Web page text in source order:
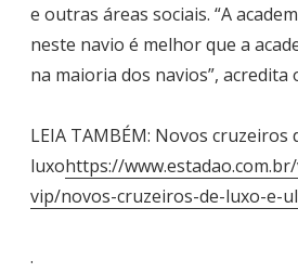
e outras áreas sociais. “A
neste navio é melhor que a
na maioria dos navios”, acredita
LEIA TAMBÉM: Novos cruzeiros
luxohttps://
vip/novos-cruzeiros-de-luxo-e-
.